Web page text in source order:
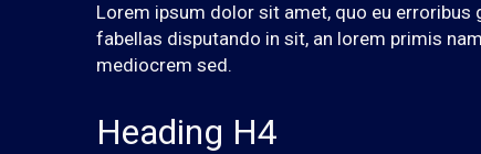
Lorem ipsum dolor sit amet, quo eu
fabellas disputando in sit, an lorem primis
mediocrem sed.
Heading H4